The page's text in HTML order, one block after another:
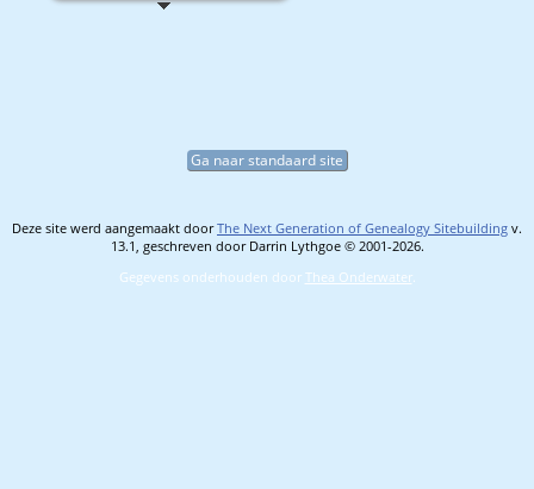
Ga naar standaard site
Deze site werd aangemaakt doorThe Next Generation of Genealogy Sitebuilding v.
13.1, geschreven door Darrin Lythgoe © 2001-2026.
Gegevens onderhouden door Thea Onderwater.